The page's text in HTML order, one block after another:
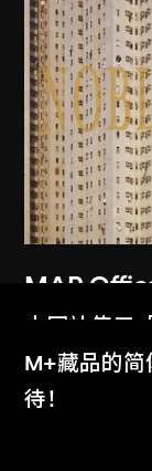
MAP
家景
2006
本网站使用
体验。
了解更多
M+藏品的简
待！